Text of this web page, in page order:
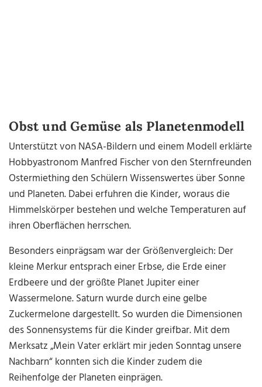
Obst und Gemüse als Planetenmodell
Unterstützt von NASA-Bildern und einem Modell erklärte
Hobbyastronom Manfred Fischer von den Sternfreunden
Ostermiething den Schülern Wissenswertes über Sonne
und Planeten. Dabei erfuhren die Kinder, woraus die
Himmelskörper bestehen und welche Temperaturen auf
ihren Oberflächen herrschen.
Besonders einprägsam war der Größenvergleich: Der
kleine Merkur entsprach einer Erbse, die Erde einer
Erdbeere und der größte Planet Jupiter einer
Wassermelone. Saturn wurde durch eine gelbe
Zuckermelone dargestellt. So wurden die Dimensionen
des Sonnensystems für die Kinder greifbar. Mit dem
Merksatz „Mein Vater erklärt mir jeden Sonntag unsere
Nachbarn“ konnten sich die Kinder zudem die
Reihenfolge der Planeten einprägen.